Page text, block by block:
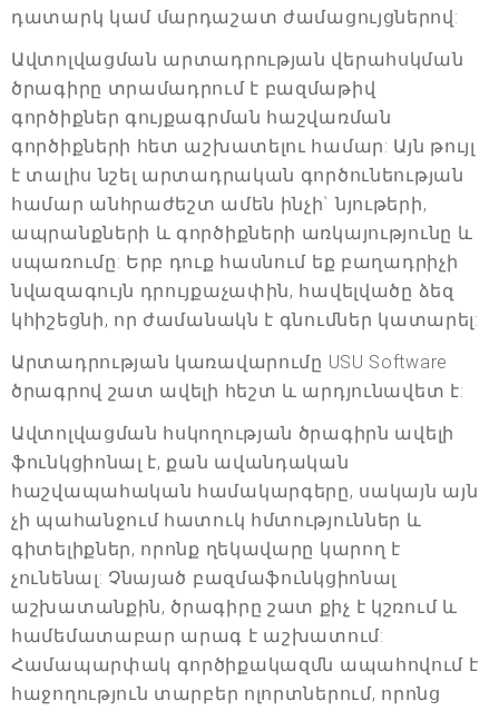
դատարկ կամ մարդաշատ ժամացույցներով:
Ավտոլվացման արտադրության վերահսկման
ծրագիրը տրամադրում է բազմաթիվ
գործիքներ գույքագրման հաշվառման
գործիքների հետ աշխատելու համար: Այն թույլ
է տալիս նշել արտադրական գործունեության
համար անհրաժեշտ ամեն ինչի` նյութերի,
ապրանքների և գործիքների առկայությունը և
սպառումը: Երբ դուք հասնում եք բաղադրիչի
նվազագույն դրույքաչափին, հավելվածը ձեզ
կհիշեցնի, որ ժամանակն է գնումներ կատարել:
Արտադրության կառավարումը USU Software
ծրագրով շատ ավելի հեշտ և արդյունավետ է:
Ավտոլվացման հսկողության ծրագիրն ավելի
ֆունկցիոնալ է, քան ավանդական
հաշվապահական համակարգերը, սակայն այն
չի պահանջում հատուկ հմտություններ և
գիտելիքներ, որոնք ղեկավարը կարող է
չունենալ: Չնայած բազմաֆունկցիոնալ
աշխատանքին, ծրագիրը շատ քիչ է կշռում և
համեմատաբար արագ է աշխատում:
Համապարփակ գործիքակազմն ապահովում է
հաջողություն տարբեր ոլորտներում, որոնց